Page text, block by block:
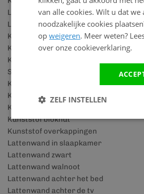
Lattenwand accessoires
Lattenwand panelen
Keralit details
Keralit houtlook
Keralit rabatdelen
SPC vloeren
Keralit dakrandpaneel
Keralit dakkapel
Kunststof schuurtje
Kunststof blokhut
Kunststof overkappingen
Lattenwand in slaapkamer
Lattenwand zwart
Lattenwand walnoot
Lattenwand achter het bed
Lattenwand achter de tv
van alle cookies. Wilt u dat we
noodzakelijke cookies
opweigeren. Meer weten?
over onze cookieverklaring.
ZELF INSTELLEN